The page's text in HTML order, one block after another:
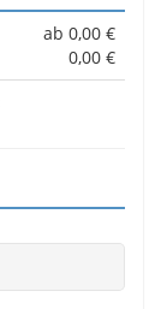
ab 0,00 €
0,00 €